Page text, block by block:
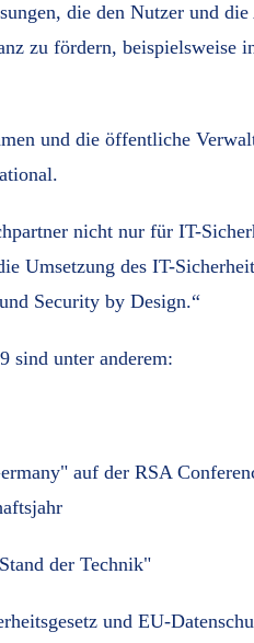
die den Nutzer und
zu fördern, beispielsweise
und die öffentliche
nicht nur für IT-
Umsetzung des IT-
Security by Design.“
sind unter anderem:
auf der RSA
der Technik"
und EU-